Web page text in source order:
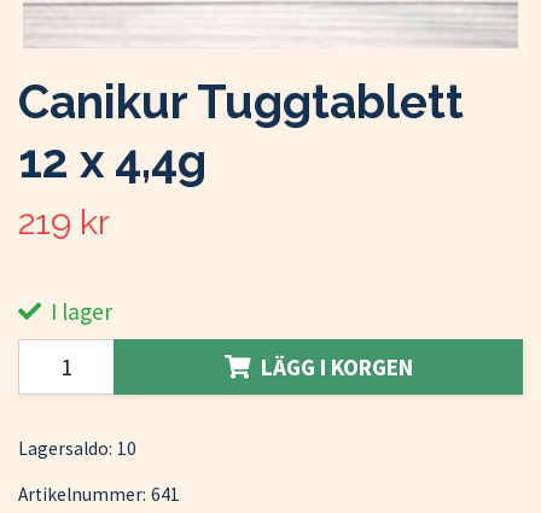
Canikur Tuggtablett
12 x 4,4g
219 kr
I lager
LÄGG I KORGEN
Lagersaldo: 10
Artikelnummer: 641